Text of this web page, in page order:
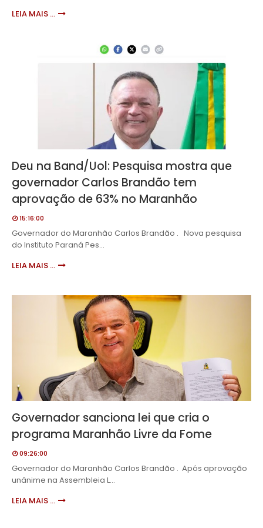
LEIA MAIS ...
Deu na Band/Uol: Pesquisa mostra que
governador Carlos Brandão tem
aprovação de 63% no Maranhão
15:16:00
Governador do Maranhão Carlos Brandão . Nova pesquisa
do Instituto Paraná Pes…
LEIA MAIS ...
Governador sanciona lei que cria o
programa Maranhão Livre da Fome
09:26:00
Governador do Maranhão Carlos Brandão . Após aprovação
unânime na Assembleia L…
LEIA MAIS ...